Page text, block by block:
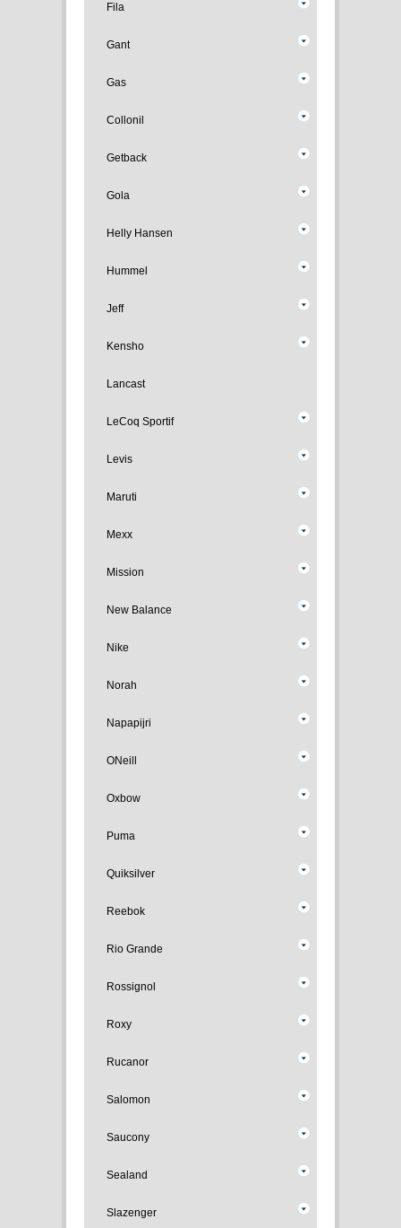
Fila
Gant
Gas
Collonil
Getback
Gola
Helly Hansen
Hummel
Jeff
Kensho
Lancast
LeCoq Sportif
Levis
Maruti
Mexx
Mission
New Balance
Nike
Norah
Napapijri
ONeill
Oxbow
Puma
Quiksilver
Reebok
Rio Grande
Rossignol
Roxy
Rucanor
Salomon
Saucony
Sealand
Slazenger